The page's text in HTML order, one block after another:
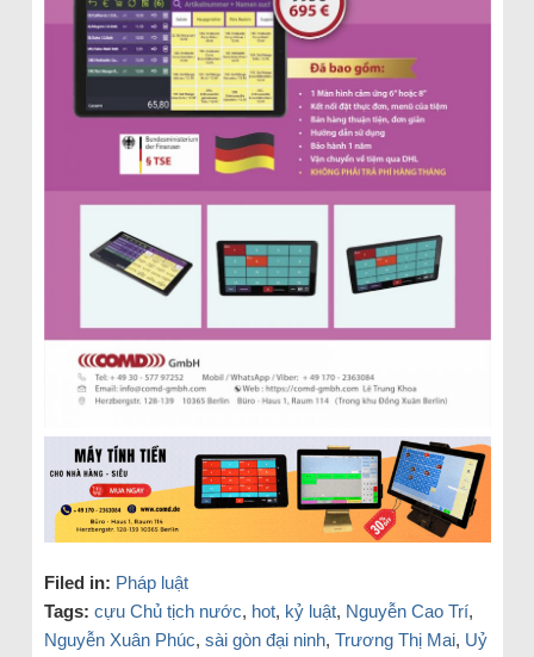
Filed in: Pháp luật
Tags: cựu Chủ tịch nước, hot, kỷ luật, Nguyễn Cao Trí,
Nguyễn Xuân Phúc, sài gòn đại ninh, Trương Thị Mai, Uỷ